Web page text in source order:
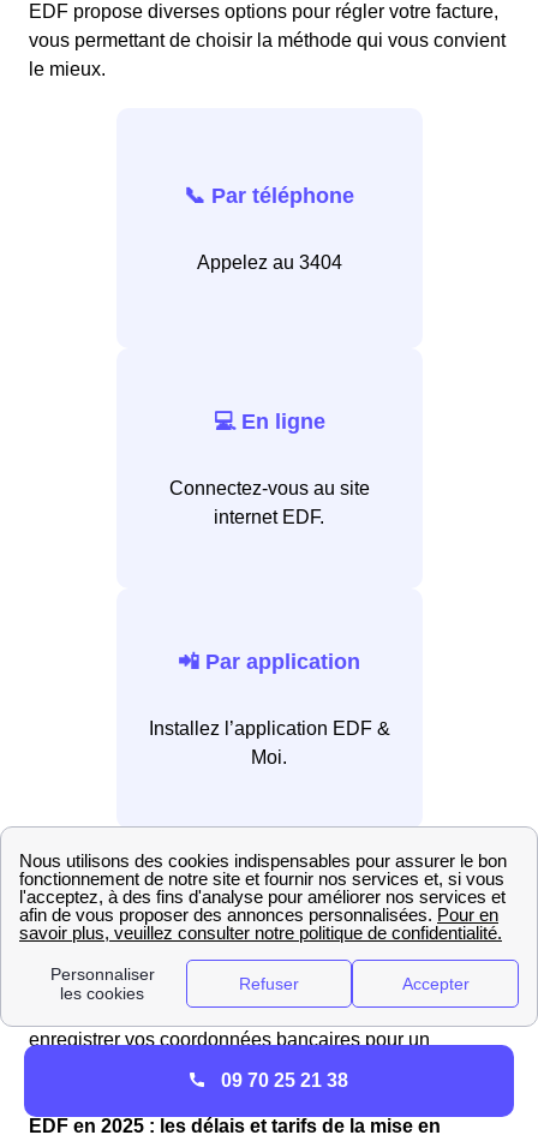
EDF propose diverses options pour régler votre facture,
vous permettant de choisir la méthode qui vous convient
le mieux.
📞 Par téléphone
Appelez au 3404
💻 En ligne
Connectez-vous au site
internet EDF.
📲 Par application
Installez l’application EDF &
Moi.
Pour régler votre facture, vous pouvez contacter le
service client EDF à toute heure, 24h/24 et 7j/7, en
composant le 3044 (service gratuit, coût d'un appel
rendre sur votre espace client en ligne ou d'utiliser
l'application mobile EDF & Moi. De plus, vous pouvez
enregistrer vos coordonnées bancaires pour un
paiement en un clic ou opter pour le prélèvement
EDF en 2025 : les délais et tarifs de la mise en
09 70 25 21 38